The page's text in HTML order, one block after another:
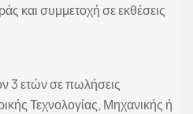
και συμμετοχή σε εκθέσεις
3 ετών σε πωλήσεις
Τεχνολογίας, Μηχανικής ή